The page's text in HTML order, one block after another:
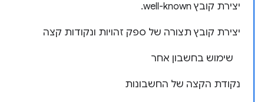
יצירת קובץ ‎.well-known
יצירת קובץ תצורה של ספק זהויות ונקודות קצה
שימוש בחשבון אחר
נקודת הקצה של החשבונות